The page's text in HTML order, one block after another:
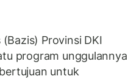
(Bazis) Provinsi DKI
program unggulannya
untuk